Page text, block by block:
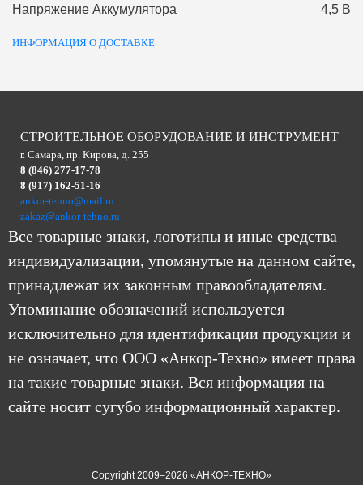
Напряжение Аккумулятора
4,5 В
ИНФОРМАЦИЯ О ДОСТАВКЕ
СТРОИТЕЛЬНОЕ ОБОРУДОВАНИЕ И ИНСТРУМЕНТ
г. Самара, пр. Кирова, д. 255
8 (846) 277-17-78
8 (917) 162-51-16
ankor-tehno@mail.ru
zakaz@ankor-tehno.ru
Все товарные знаки, логотипы и иные средства
индивидуализации, упомянутые на данном сайте,
принадлежат их законным правообладателям.
Упоминание обозначений используется
исключительно для идентификации продукции и
не означает, что ООО «Анкор-Техно» имеет права
на такие товарные знаки. Вся информация на
сайте носит сугубо информационный характер.
Copyright 2009–2026 «АНКОР-ТЕХНО»